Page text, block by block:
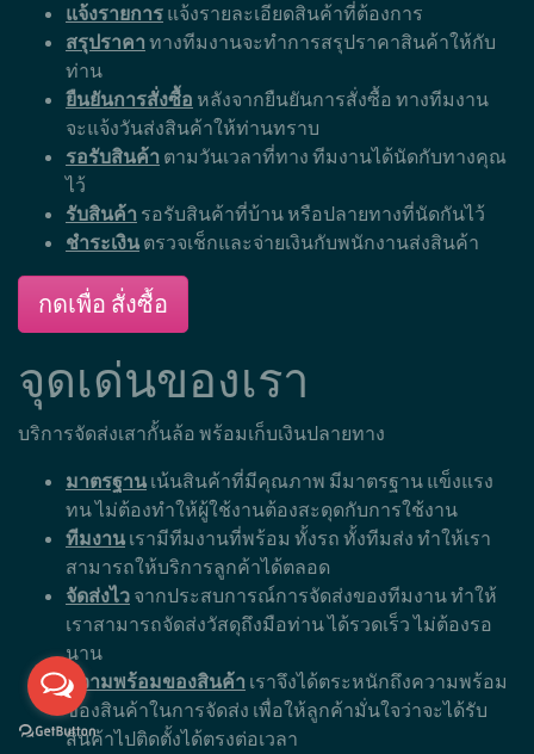
แจ้งรายการ แจ้งรายละเอียดสินค้าที่ต้องการ
สรุปราคา ทางทีมงานจะทำการสรุปราคาสินค้าให้กับ
ท่าน
ยืนยันการสั่งซื้อ หลังจากยืนยันการสั่งซื้อ ทางทีมงาน
จะแจ้งวันส่งสินค้าให้ท่านทราบ
รอรับสินค้า ตามวันเวลาที่ทาง ทีมงานได้นัดกับทางคุณ
ไว้
รับสินค้า รอรับสินค้าที่บ้าน หรือปลายทางที่นัดกันไว้
ชำระเงิน ตรวจเช็กและจ่ายเงินกับพนักงานส่งสินค้า
กดเพื่อ สั่งซื้อ
จุดเด่นของเรา
บริการจัดส่งเสากั้นล้อ พร้อมเก็บเงินปลายทาง
มาตรฐาน เน้นสินค้าที่มีคุณภาพ มีมาตรฐาน แข็งแรง
ทน ไม่ต้องทำให้ผู้ใช้งานต้องสะดุดกับการใช้งาน
ทีมงาน เรามีทีมงานที่พร้อม ทั้งรถ ทั้งทีมส่ง ทำให้เรา
สามารถให้บริการลูกค้าได้ตลอด
จัดส่งไว จากประสบการณ์การจัดส่งของทีมงาน ทำให้
เราสามารถจัดส่งวัสดุถึงมือท่าน ได้รวดเร็ว ไม่ต้องรอ
นาน
ความพร้อมของสินค้า เราจึงได้ตระหนักถึงความพร้อม
ของสินค้าในการจัดส่ง เพื่อให้ลูกค้ามั่นใจว่าจะได้รับ
สินค้าไปติดตั้งได้ตรงต่อเวลา